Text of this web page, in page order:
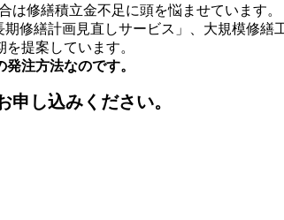
は修繕積立金不足に頭を悩ませています。
修繕計画見直しサービス」、大規模修
提案しています。
注方法なのです。
し込みください。